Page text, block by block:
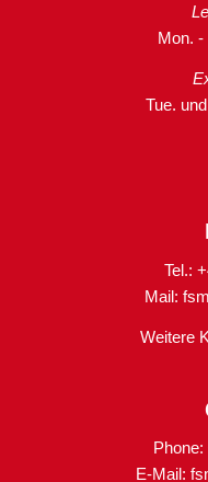
Mon. -
Tue.
Tel.:
Mail:
Weitere
E-Mail: